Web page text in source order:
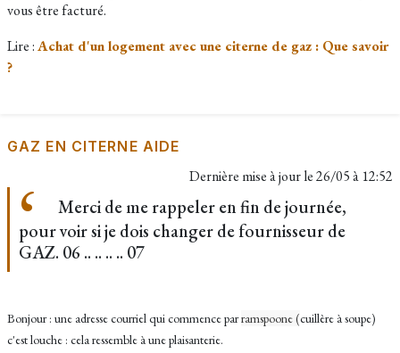
vous être facturé.
Lire :Achat d'un logement avec une citerne de gaz : Que savoir
?
GAZ EN CITERNE AIDE
Dernière mise à jour le26/05 à 12:52
Merci de me rappeler en fin de journée,
pour voir si je dois changer de fournisseur de
GAZ. 06 .. .. .. .. 07
Bonjour : une adresse courriel qui commence parramspoone (cuillère à soupe)
c'est louche : cela ressemble à une plaisanterie.